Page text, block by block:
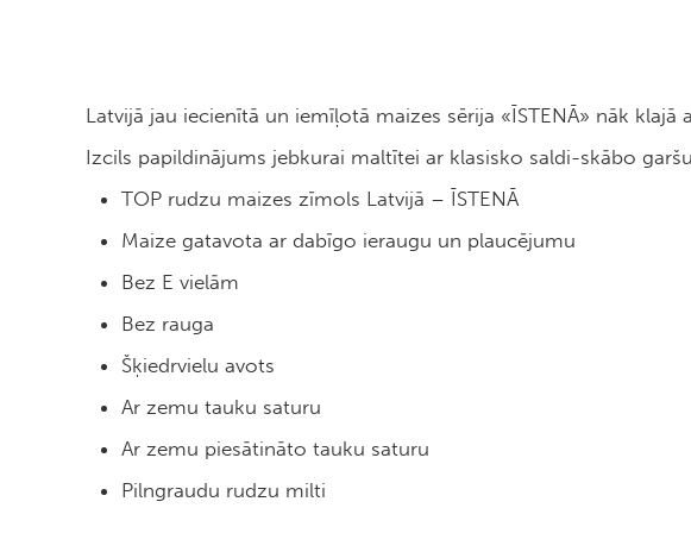
Latvijā jau iecienītā un iemīļotā maizes sērija «ĪSTENĀ» nāk
Izcils papildinājums jebkurai maltītei ar klasisko saldi-skābo
TOP rudzu maizes zīmols Latvijā – ĪSTENĀ
Maize gatavota ar dabīgo ieraugu un plaucējumu
Bez E vielām
Bez rauga
Šķiedrvielu avots
Ar zemu tauku saturu
Ar zemu piesātināto tauku saturu
Pilngraudu rudzu milti